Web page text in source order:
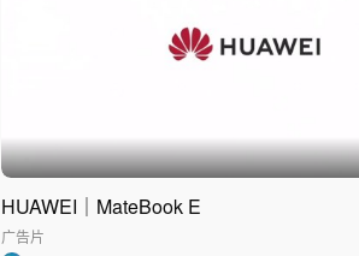
HUAWEI｜MateBook E
广告片